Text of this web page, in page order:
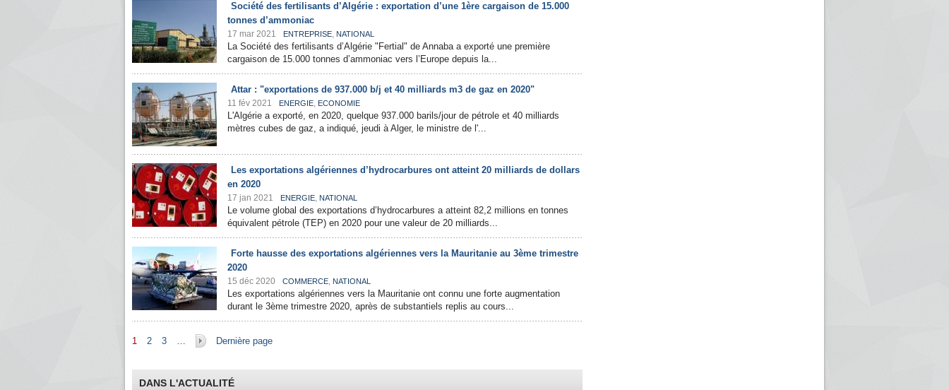
Société des fertilisants d’Algérie : exportation d’une 1ère cargaison de 15.000
tonnes d’ammoniac
17 mar 2021 ENTREPRISE, NATIONAL
La Société des fertilisants d’Algérie "Fertial" de Annaba a exporté une première
cargaison de 15.000 tonnes d’ammoniac vers l’Europe depuis la...
Attar : "exportations de 937.000 b/j et 40 milliards m3 de gaz en 2020"
11 fév 2021 ENERGIE, ECONOMIE
L'Algérie a exporté, en 2020, quelque 937.000 barils/jour de pétrole et 40 milliards
mètres cubes de gaz, a indiqué, jeudi à Alger, le ministre de l'...
Les exportations algériennes d’hydrocarbures ont atteint 20 milliards de dollars
en 2020
17 jan 2021 ENERGIE, NATIONAL
Le volume global des exportations d’hydrocarbures a atteint 82,2 millions en tonnes
équivalent pétrole (TEP) en 2020 pour une valeur de 20 milliards...
Forte hausse des exportations algériennes vers la Mauritanie au 3ème trimestre
2020
15 déc 2020 COMMERCE, NATIONAL
Les exportations algériennes vers la Mauritanie ont connu une forte augmentation
durant le 3ème trimestre 2020, après de substantiels replis au cours...
Pages
1 2 3 … Dernière page
DANS L'ACTUALITÉ